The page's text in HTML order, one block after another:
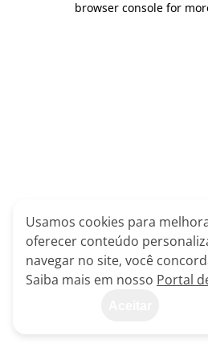
browser console for
Usamos cookies para
oferecer conteúdo
navegar no site, você
Saiba mais em nosso Portal